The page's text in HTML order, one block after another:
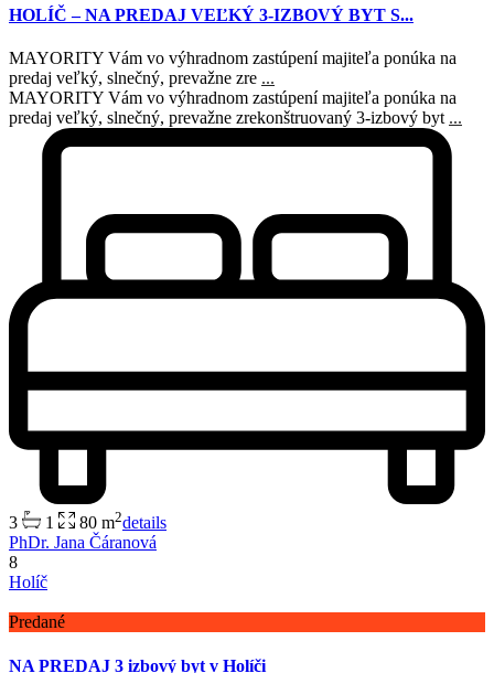
HOLÍČ – NA PREDAJ VEĽKÝ 3-IZBOVÝ BYT S...
MAYORITY Vám vo výhradnom zastúpení majiteľa ponúka na
predaj veľký, slnečný, prevažne zre ...
MAYORITY Vám vo výhradnom zastúpení majiteľa ponúka na
predaj veľký, slnečný, prevažne zrekonštruovaný 3-izbový byt ...
3 1 80 m2details
PhDr. Jana Čáranová
8
Holíč
Predané
NA PREDAJ 3 izbový byt v Holíči